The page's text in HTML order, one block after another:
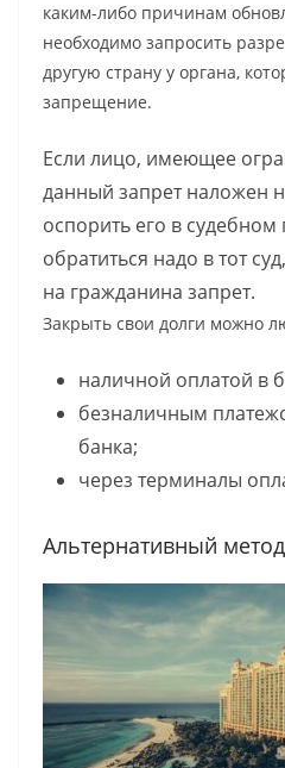
каким-либо причинам
необходимо запросить
другую страну у органа,
запрещение.
Если лицо, имеющее
данный запрет наложен
оспорить его в судебном
обратиться надо в тот
на гражданина запрет.
Закрыть свои долги можно
наличной оплатой в
безналичным
банка;
через терминалы
Альтернативный метод